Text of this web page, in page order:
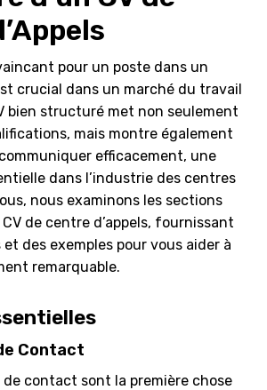
pour un poste dans un
crucial dans un marché du travail
bien structuré met non seulement
mais montre également
efficacement, une
dans l’industrie des centres
nous examinons les sections
de centre d’appels, fournissant
des exemples pour vous aider à
remarquable.
Contact
contact sont la première chose